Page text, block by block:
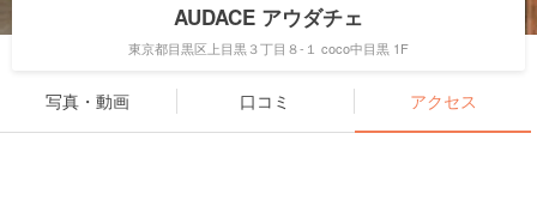
AUDACE アウダチェ
東京都目黒区上目黒３丁目８-１ coco中目黒 1F
写真・動画 口コミ アクセス